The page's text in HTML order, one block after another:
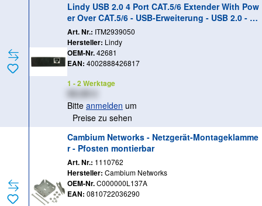
Lindy USB 2.0 4 Port CAT.5/6 Extender With Pow
er Over CAT.5/6 - USB-Erweiterung - USB 2.0 - üb
er CAT 5/6 - 4 Anschlüsse - bis zu 50 m
Art. Nr.: ITM2939050
Hersteller: Lindy
OEM-Nr.42681
EAN: 4002888426817
1 - 2 Werktage
Bitte anmelden um
Preise zu sehen
Cambium Networks - Netzgerät-Montageklamme
r - Pfosten montierbar
Art. Nr.: 1110762
Hersteller: Cambium Networks
OEM-Nr.C000000L137A
EAN: 0810722036290